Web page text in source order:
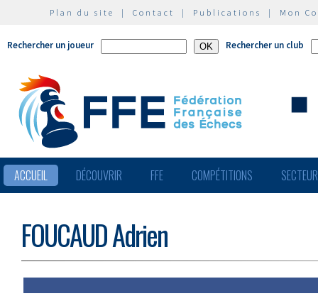
Plan du site | Contact | Publications | Mon
Rechercher un joueur Rechercher un club
ACCUEIL DÉCOUVRIR FFE COMPÉTITIONS
FOUCAUD Adrien